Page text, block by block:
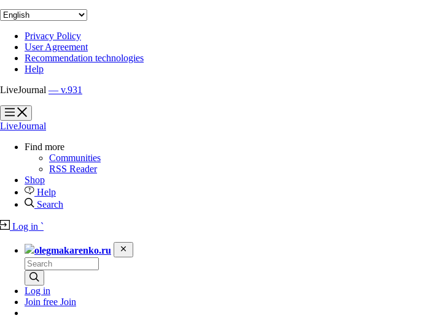
Privacy Policy
User Agreement
Recommendation technologies
Help
LiveJournal — v.931
?
?
LiveJournal
Find more
Communities
RSS Reader
Shop
Help
Search
Log in `
olegmakarenko.ru
Log in
Join free Join